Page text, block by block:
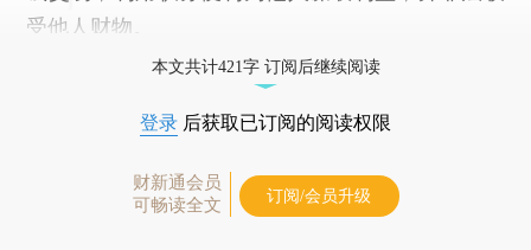
受他人财物。
本文共计421字 订阅后继续阅读
登录 后获取已订阅的阅读权限
财新通会员
可畅读全文
订阅/会员升级